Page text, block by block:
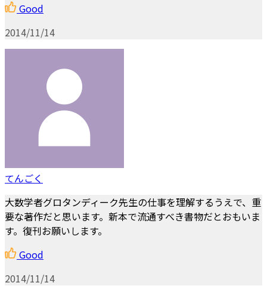
Good
2014/11/14
てんごく
大数学者グロタンディーク先生の仕事を理解するうえで、重
要な著作だと思います。新本で流通すべき書物だとおもいま
す。復刊お願いします。
Good
2014/11/14